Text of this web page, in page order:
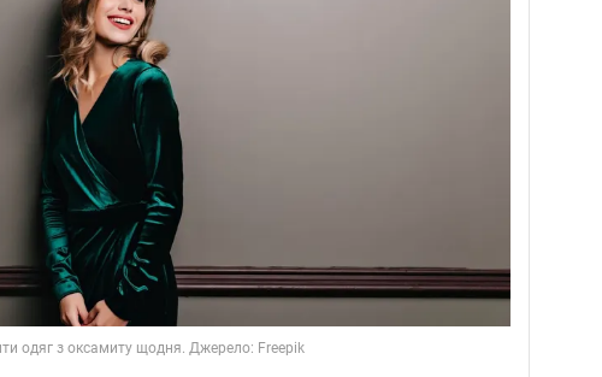
одяг з оксамиту щодня. Джерело: Freepik